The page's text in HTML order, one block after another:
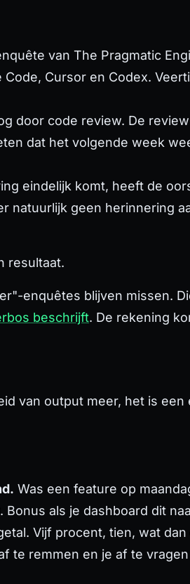
van The Pragmatic
Cursor en Codex.
door code review. De
dat het volgende week
eindelijk komt, heeft de
natuurlijk geen herinnering
resultaat.
enquêtes blijven missen.
beschrijft. De rekening
van output meer, het is een
Was een feature op
als je dashboard dit
Vijf procent, tien, wat
te remmen en je af te